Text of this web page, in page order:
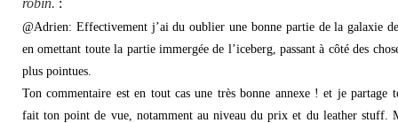
robin. :
@Adrien: Effectivement j’ai du oublier une bonne partie de la galaxie
en omettant toute la partie immergée de l’iceberg, passant à côté des
plus pointues.
Ton commentaire est en tout cas une très bonne annexe ! et je partage
fait ton point de vue, notamment au niveau du prix et du leather stuff.